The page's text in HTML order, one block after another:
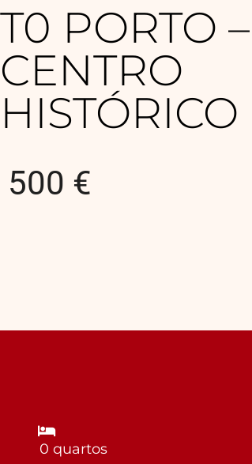
T0 PORTO –
CENTRO
HISTÓRICO
500 €
0 quartos